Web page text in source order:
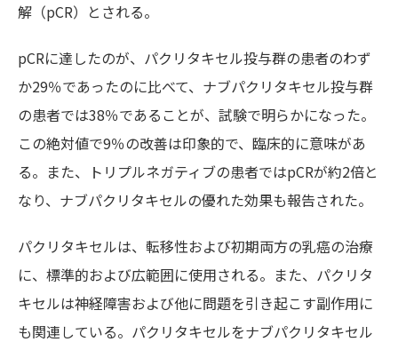
解（pCR）とされる。
pCRに達したのが、パクリタキセル投与群の患者のわず
か29％であったのに比べて、ナブパクリタキセル投与群
の患者では38％であることが、試験で明らかになった。
この絶対値で9％の改善は印象的で、臨床的に意味があ
る。また、トリプルネガティブの患者ではpCRが約2倍と
なり、ナブパクリタキセルの優れた効果も報告された。
パクリタキセルは、転移性および初期両方の乳癌の治療
に、標準的および広範囲に使用される。また、パクリタ
キセルは神経障害および他に問題を引き起こす副作用に
も関連している。パクリタキセルをナブパクリタキセル